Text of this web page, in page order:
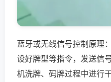
蓝牙或无线信号控制原理
设好牌型等指令，发送信
机洗牌、码牌过程中进行